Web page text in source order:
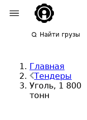
Найти грузы
Главная
Тендеры
Уголь, 1 800
тонн